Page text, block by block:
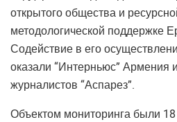
открытого общества и
методологической поддержке
Содействие в его
оказали “Интерньюс” Армения
журналистов “Аспарез”.
Объектом мониторинга были